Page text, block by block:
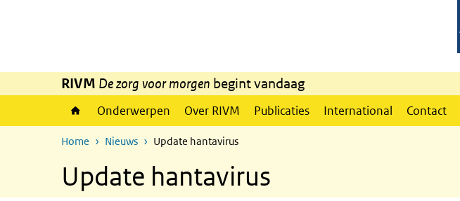
RIVM De zorg voor morgen begint vandaag
Onderwerpen Over RIVM Publicaties International Contact
Home Nieuws Update hantavirus
Update hantavirus